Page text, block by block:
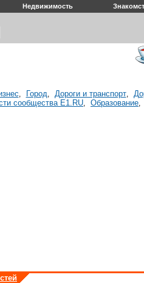
Недвижимость
, Город, Дороги и транспорт,
сообщества E1.RU, Образование,